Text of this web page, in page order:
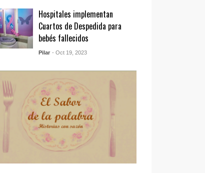
Hospitales implementan
Cuartos de Despedida para
bebés fallecidos
Pilar - Oct 19, 2023